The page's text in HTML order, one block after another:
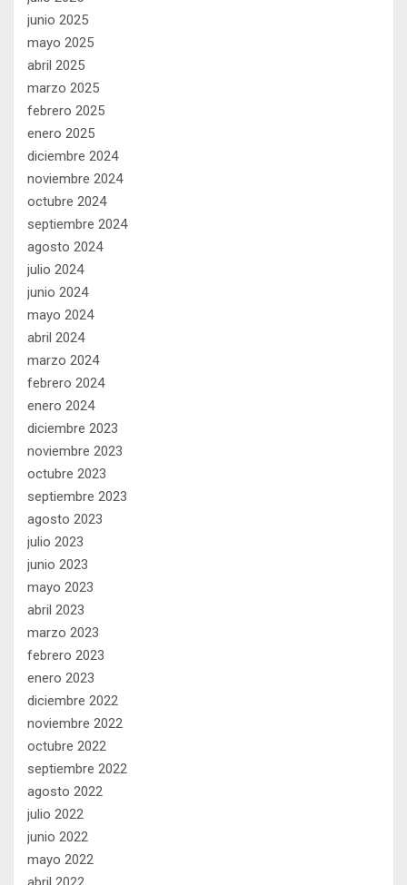
junio 2025
mayo 2025
abril 2025
marzo 2025
febrero 2025
enero 2025
diciembre 2024
noviembre 2024
octubre 2024
septiembre 2024
agosto 2024
julio 2024
junio 2024
mayo 2024
abril 2024
marzo 2024
febrero 2024
enero 2024
diciembre 2023
noviembre 2023
octubre 2023
septiembre 2023
agosto 2023
julio 2023
junio 2023
mayo 2023
abril 2023
marzo 2023
febrero 2023
enero 2023
diciembre 2022
noviembre 2022
octubre 2022
septiembre 2022
agosto 2022
julio 2022
junio 2022
mayo 2022